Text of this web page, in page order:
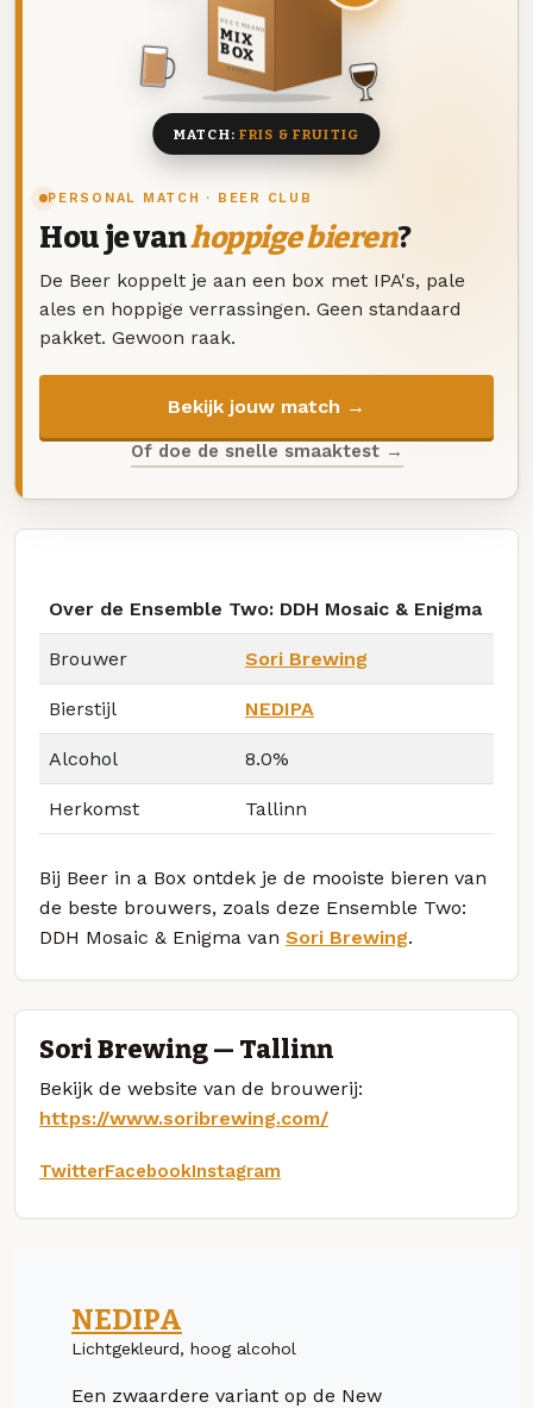
PERSONAL MATCH · BEER CLUB
Hou je vanhoppige bieren?
De Beer koppelt je aan een box met IPA's, pale
ales en hoppige verrassingen. Geen standaard
pakket. Gewoon raak.
Bekijk jouw match →
Of doe de snelle smaaktest →
DEZE MAAND
MIX
BOX
8 BIEREN
MATCH: FRIS & FRUITIG
Over de Ensemble Two: DDH Mosaic & Enigma
Brouwer Sori Brewing
Bierstijl NEDIPA
Alcohol 8.0%
Herkomst Tallinn
Bij Beer in a Box ontdek je de mooiste bieren van
de beste brouwers, zoals deze Ensemble Two:
DDH Mosaic & Enigma van Sori Brewing.
Sori Brewing — Tallinn
Bekijk de website van de brouwerij:
https://www.soribrewing.com/
TwitterFacebookInstagram
NEDIPA
Lichtgekleurd, hoog alcohol
Een zwaardere variant op de New